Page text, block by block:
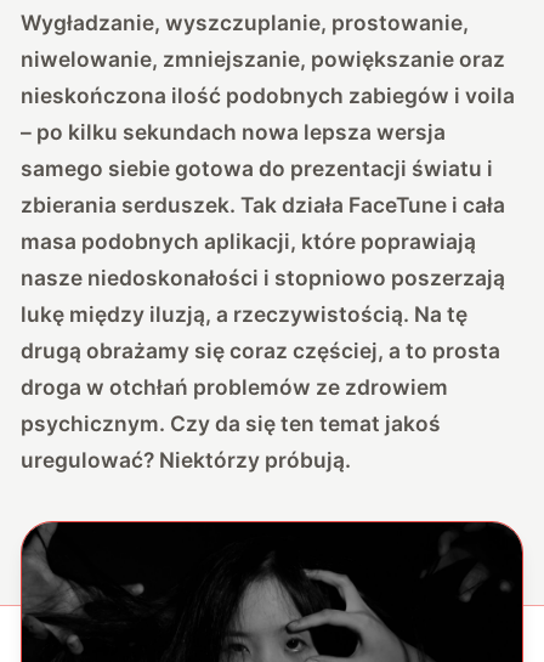
Wygładzanie, wyszczuplanie, prostowanie,
niwelowanie, zmniejszanie, powiększanie oraz
nieskończona ilość podobnych zabiegów i voila
– po kilku sekundach nowa lepsza wersja
samego siebie gotowa do prezentacji światu i
zbierania serduszek. Tak działa FaceTune i cała
masa podobnych aplikacji, które poprawiają
nasze niedoskonałości i stopniowo poszerzają
lukę między iluzją, a rzeczywistością. Na tę
drugą obrażamy się coraz częściej, a to prosta
droga w otchłań problemów ze zdrowiem
psychicznym. Czy da się ten temat jakoś
uregulować? Niektórzy próbują.